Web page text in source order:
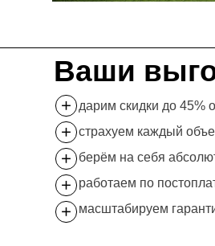
Ваши
дарим скидки до 45%
страхуем каждый
берём на себя
работаем по
масштабируем